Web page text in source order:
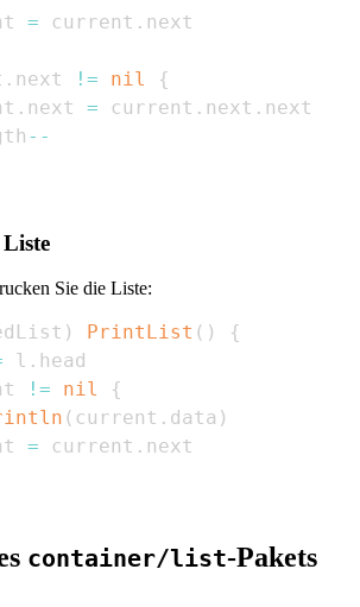
= current .
. next != nil
{
. next = current . next .
--
Sie die Liste:
) PrintList ( )
{
l .
!= nil
{
( current . data )
= current .
container/list-Pakets